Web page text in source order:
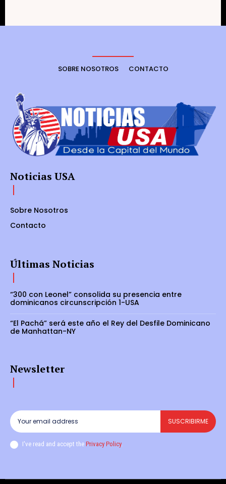
SOBRE NOSOTROS CONTACTO
Noticias USA
Sobre Nosotros
Contacto
Últimas Noticias
“300 con Leonel” consolida su presencia entre
dominicanos circunscripción 1-USA
“El Pachá” será este año el Rey del Desfile Dominicano
de Manhattan-NY
Newsletter
SUSCRIBIRME
I've read and accept the Privacy Policy.